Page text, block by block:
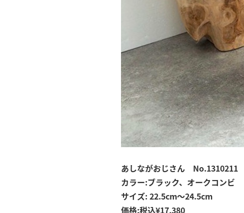
あしながおじさん No.1310211
カラー:ブラック、オークコンビ
サイズ: 22.5cm〜24.5cm
価格:税込¥17,380